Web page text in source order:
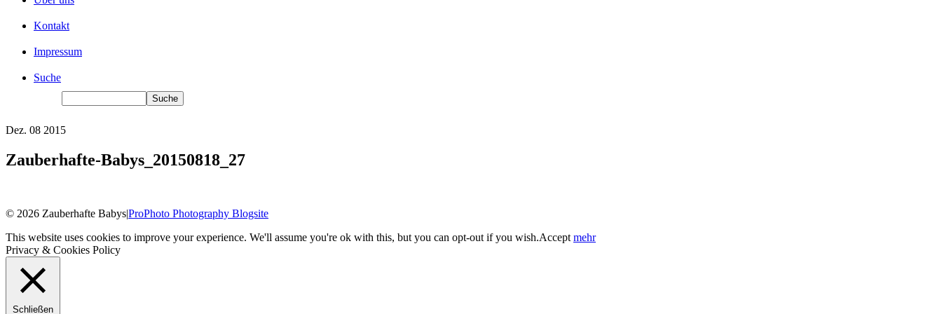
Kontakt
Impressum
Suche
Dez. 08 2015
Zauberhafte-Babys_20150818_27
© 2026 Zauberhafte Babys|ProPhoto Photography Blogsite
This website uses cookies to improve your experience. We'll assume you're ok with this, but you can opt-out if you wish.Accept mehr
Privacy & Cookies Policy
Schließen